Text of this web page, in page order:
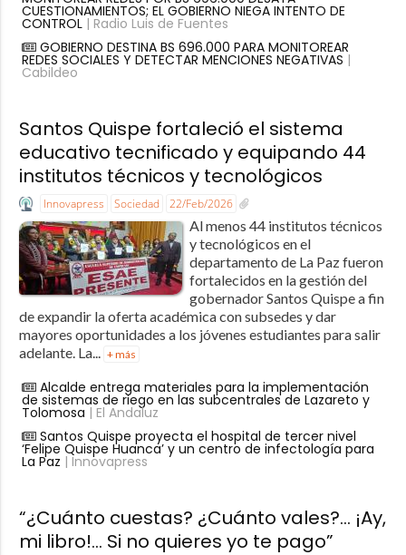
CUESTIONAMIENTOS; EL GOBIERNO NIEGA INTENTO DE
CONTROL| Radio Luis de Fuentes
GOBIERNO DESTINA BS 696.000 PARA MONITOREAR
REDES SOCIALES Y DETECTAR MENCIONES NEGATIVAS |
Cabildeo
Santos Quispe fortaleció el sistema
educativo tecnificado y equipando 44
institutos técnicos y tecnológicos
Innovapress Sociedad 22/Feb/2026
Al menos 44 institutos técnicos
y tecnológicos en el
departamento de La Paz fueron
fortalecidos en la gestión del
gobernador Santos Quispe a fin
de expandir la oferta académica con subsedes y dar
mayores oportunidades a los jóvenes estudiantes para salir
adelante. La...
+ más
Alcalde entrega materiales para la implementación
de sistemas de riego en las subcentrales de Lazareto y
Tolomosa | El Andaluz
Santos Quispe proyecta el hospital de tercer nivel
‘Felipe Quispe Huanca’ y un centro de infectología para
La Paz | Innovapress
“¿Cuánto cuestas? ¿Cuánto vales?… ¡Ay,
mi libro!… Si no quieres yo te pago”